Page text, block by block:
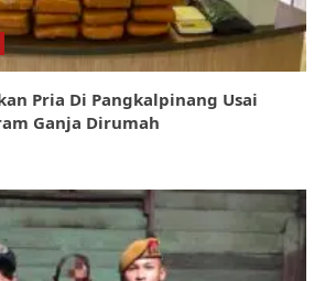
Pria Di Pangkalpinang Usai
Ganja Dirumah